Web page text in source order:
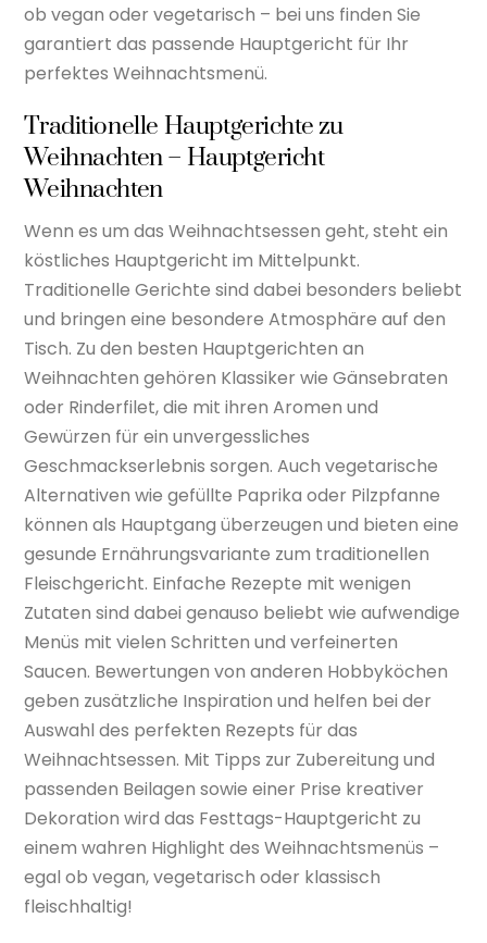
ob vegan oder vegetarisch – bei uns finden Sie
garantiert das passende Hauptgericht für Ihr
perfektes Weihnachtsmenü.
Traditionelle Hauptgerichte zu
Weihnachten – Hauptgericht
Weihnachten
Wenn es um das Weihnachtsessen geht, steht ein
köstliches Hauptgericht im Mittelpunkt.
Traditionelle Gerichte sind dabei besonders beliebt
und bringen eine besondere Atmosphäre auf den
Tisch. Zu den besten Hauptgerichten an
Weihnachten gehören Klassiker wie Gänsebraten
oder Rinderfilet, die mit ihren Aromen und
Gewürzen für ein unvergessliches
Geschmackserlebnis sorgen. Auch vegetarische
Alternativen wie gefüllte Paprika oder Pilzpfanne
können als Hauptgang überzeugen und bieten eine
gesunde Ernährungsvariante zum traditionellen
Fleischgericht. Einfache Rezepte mit wenigen
Zutaten sind dabei genauso beliebt wie aufwendige
Menüs mit vielen Schritten und verfeinerten
Saucen. Bewertungen von anderen Hobbyköchen
geben zusätzliche Inspiration und helfen bei der
Auswahl des perfekten Rezepts für das
Weihnachtsessen. Mit Tipps zur Zubereitung und
passenden Beilagen sowie einer Prise kreativer
Dekoration wird das Festtags-Hauptgericht zu
einem wahren Highlight des Weihnachtsmenüs –
egal ob vegan, vegetarisch oder klassisch
fleischhaltig!